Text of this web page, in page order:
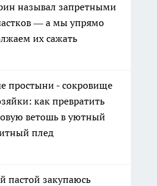
называл запретными
— а мы упрямо
их сажать
простыни - сокровище
как превратить
ветошь в уютный
плед
пастой закупаюсь